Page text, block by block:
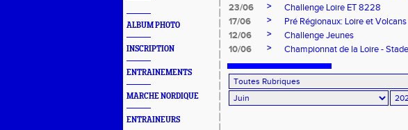
ALBUM PHOTO
INSCRIPTION
ENTRAINEMENTS
MARCHE NORDIQUE
ENTRAINEURS
23/06
>
Challenge Loire ET 8228
17/06
>
Pré Régionaux: Loire et Volcans
12/06
>
Challenge Jeunes
10/06
> Championnat de la Loire - Stade